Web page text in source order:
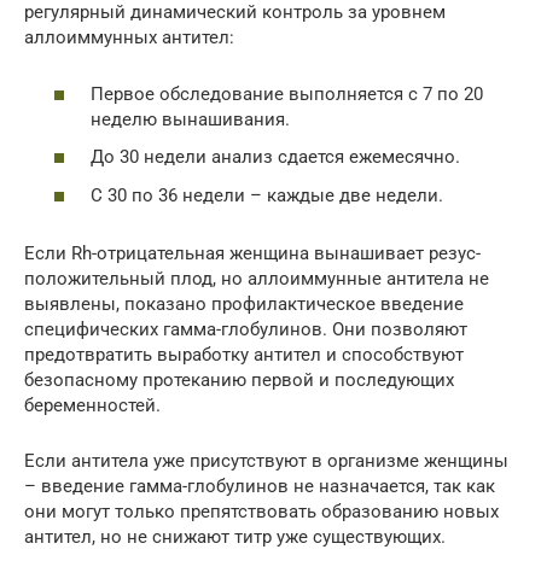
регулярный динамический контроль за уровнем
аллоиммунных антител:
Первое обследование выполняется с 7 по 20
неделю вынашивания.
До 30 недели анализ сдается ежемесячно.
С 30 по 36 недели – каждые две недели.
Если Rh-отрицательная женщина вынашивает резус-
положительный плод, но аллоиммунные антитела не
выявлены, показано профилактическое введение
специфических гамма-глобулинов. Они позволяют
предотвратить выработку антител и способствуют
безопасному протеканию первой и последующих
беременностей.
Если антитела уже присутствуют в организме женщины
– введение гамма-глобулинов не назначается, так как
они могут только препятствовать образованию новых
антител, но не снижают титр уже существующих.